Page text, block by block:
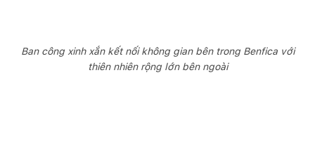
Ban công xinh xắn kết nối không gian bên trong Benfica với
thiên nhiên rộng lớn bên ngoài